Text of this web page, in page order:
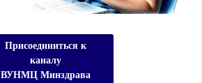
Присоединиться к
каналу
ВУНМЦ Минздрава